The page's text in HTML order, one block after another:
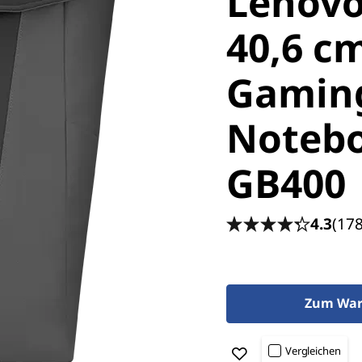
40,6
GB400
4.3
Zum
Vergleichen